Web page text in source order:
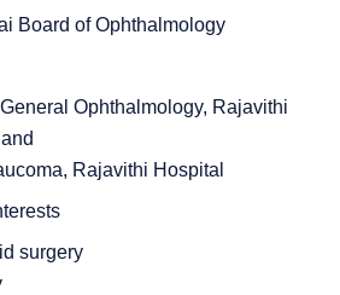
Board of Ophthalmology
Ophthalmology, Rajavithi
Rajavithi Hospital
surgery